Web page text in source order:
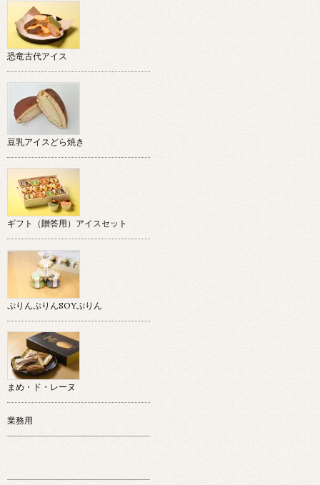
恐竜古代アイス
豆乳アイスどら焼き
ギフト（贈答用）アイスセット
ぷりんぷりんSOYぷりん
まめ・ド・レーヌ
業務用